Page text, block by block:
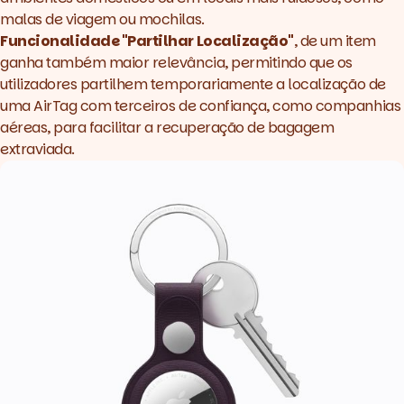
malas de viagem ou mochilas.
Funcionalidade "Partilhar Localização", de um item
ganha também maior relevância, permitindo que os
utilizadores partilhem temporariamente a localização de
uma AirTag com terceiros de confiança, como companhias
aéreas, para facilitar a recuperação de bagagem
extraviada.